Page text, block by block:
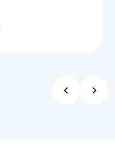
Стрелка